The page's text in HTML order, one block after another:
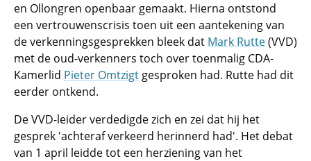
en Ollongren openbaar gemaakt. Hierna ontstond
een vertrouwenscrisis toen uit een aantekening van
de verkenningsgesprekken bleek dat Mark Rutte(VVD)
met de oud-verkenners toch over toenmalig CDA-
Kamerlid Pieter Omtzigt gesproken had. Rutte had dit
eerder ontkend.
De VVD-leider verdedigde zich en zei dat hij het
gesprek 'achteraf verkeerd herinnerd had'. Het debat
van 1 april leidde tot een herziening van het